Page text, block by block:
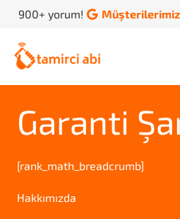
900+ yorum! Müşterilerimiz
Garanti
[rank_math_breadcrumb]
Hakkımızda